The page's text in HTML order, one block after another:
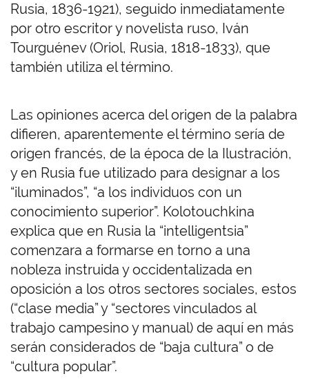
Rusia, 1836-1921), seguido inmediatamente
por otro escritor y novelista ruso, Iván
Tourguénev (Oriol, Rusia, 1818-1833), que
también utiliza el término.
Las opiniones acerca del origen de la palabra
difieren, aparentemente el término sería de
origen francés, de la época de la Ilustración,
y en Rusia fue utilizado para designar a los
“iluminados”, “a los individuos con un
conocimiento superior”. Kolotouchkina
explica que en Rusia la “intelligentsia”
comenzara a formarse en torno a una
nobleza instruida y occidentalizada en
oposición a los otros sectores sociales, estos
(“clase media” y “sectores vinculados al
trabajo campesino y manual) de aquí en más
serán considerados de “baja cultura” o de
“cultura popular”.